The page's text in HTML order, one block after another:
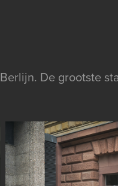
Berlijn. De grootste